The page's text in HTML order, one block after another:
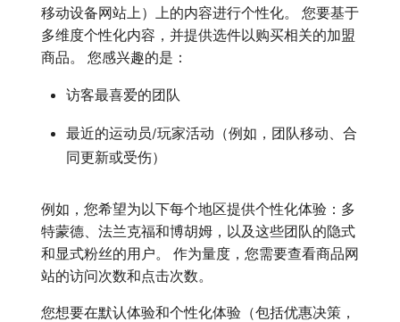
移动设备网站上）上的内容进行个性化。 您要基于
多维度个性化内容，并提供选件以购买相关的加盟
商品。 您感兴趣的是：
访客最喜爱的团队
最近的运动员/玩家活动（例如，团队移动、合
同更新或受伤）
例如，您希望为以下每个地区提供个性化体验：多
特蒙德、法兰克福和博胡姆，以及这些团队的隐式
和显式粉丝的用户。 作为量度，您需要查看商品网
站的访问次数和点击次数。
您想要在默认体验和个性化体验（包括优惠决策，